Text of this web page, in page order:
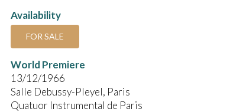
Availability
FOR SALE
World Premiere
13/12/1966
Salle Debussy-Pleyel, Paris
Quatuor Instrumental de Paris